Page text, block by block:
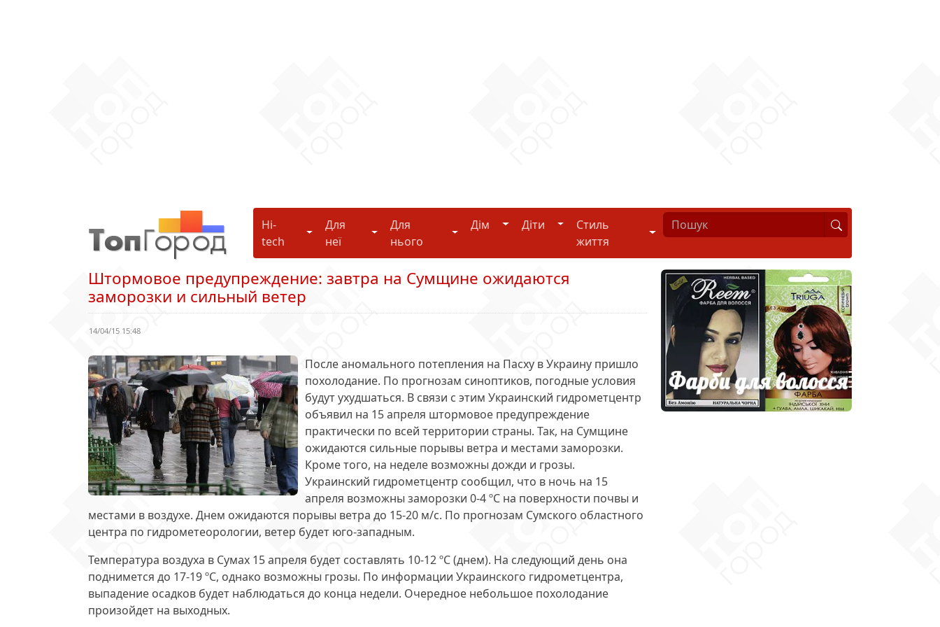
Hi-
tech
Hi-tech
Для
неї
Для неї
Для
нього
Для нього
Дім Дім Діти ДітиСтиль
життя
Стиль життя
Штормовое предупреждение: завтра на Сумщине ожидаются
заморозки и сильный ветер
14/04/15 15:48
После аномального потепления на Пасху в Украину пришло
похолодание. По прогнозам синоптиков, погодные условия
будут ухудшаться. В связи с этим Украинский гидрометцентр
объявил на 15 апреля штормовое предупреждение
практически по всей территории страны. Так, на Сумщине
ожидаются сильные порывы ветра и местами заморозки.
Кроме того, на неделе возможны дожди и грозы.
Украинский гидрометцентр сообщил, что в ночь на 15
апреля возможны заморозки 0-4 ºС на поверхности почвы и
местами в воздухе. Днем ожидаются порывы ветра до 15-20 м/с. По прогнозам Сумского областного
центра по гидрометеорологии, ветер будет юго-западным.
Температура воздуха в Сумах 15 апреля будет составлять 10-12 ºС (днем). На следующий день она
поднимется до 17-19 ºС, однако возможны грозы. По информации Украинского гидрометцентра,
выпадение осадков будет наблюдаться до конца недели. Очередное небольшое похолодание
произойдет на выходных.